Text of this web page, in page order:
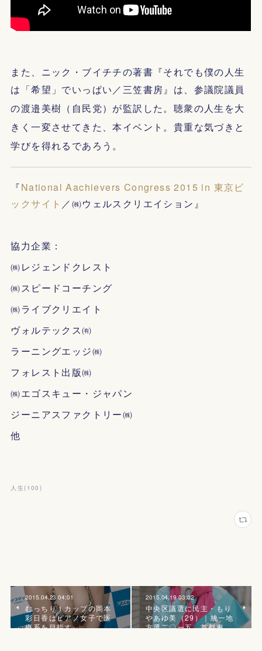
また、ニック・ブイチチの著書『それでも僕の人生
は「希望」でいっぱい／三笠書房』は、参議院議員
の渡邉美樹（自民党）が監訳した。聴衆の人生を大
きく一変させてきた、本イベント。貴重な気づきと
学びを得れるであろう。
『National Aachievers Congress 2015 in 東京ビ
ックサイト ／㈱ウェルスクリエイション』
協力企業：
㈱レジェンドクレスト
㈱スピードコーチング
㈱ライブクリエイト
ヴォルテックス㈲
ラーニングエッジ㈱
フォレスト出版㈱
㈱エゴスキュー・ジャパン
ジーニアスファクトリー㈱
他
人生 ( 100 )
2015.04.23 04:01
むっちりＩカップの岡本
彩日香はピアノ女子で医
療系を目指す
2015.04.19 03:02
中央区議選に民主・もり
やあゆ美（29）｜統一地
方選二〇一五 首都東…